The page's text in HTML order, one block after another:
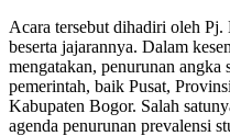
Acara tersebut dihadiri oleh
beserta jajarannya. Dalam
mengatakan, penurunan angka
pemerintah, baik Pusat,
Kabupaten Bogor. Salah
agenda penurunan prevalensi